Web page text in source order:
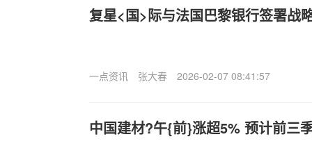
复星<国>际与法国巴黎银行签署战
一点资讯 张大春 2026-02-07 08:41:57
中国建材?午{前}涨超5% 预计前三